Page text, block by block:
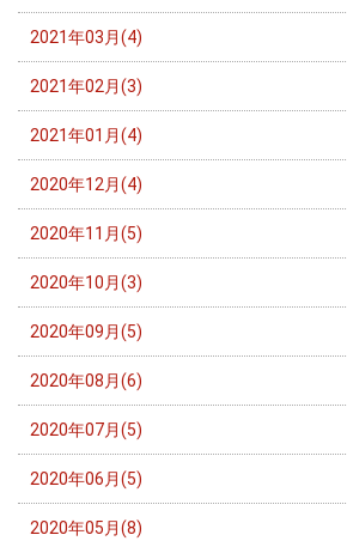
2021年03月(4)
2021年02月(3)
2021年01月(4)
2020年12月(4)
2020年11月(5)
2020年10月(3)
2020年09月(5)
2020年08月(6)
2020年07月(5)
2020年06月(5)
2020年05月(8)